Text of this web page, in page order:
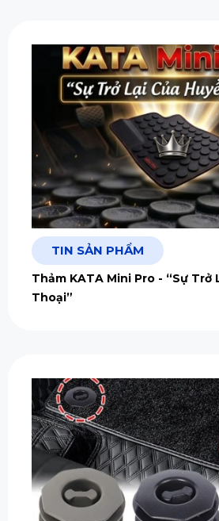
TIN SẢN PHẨM
Thảm KATA Mini Pro - “Sự Trở
Thoại”